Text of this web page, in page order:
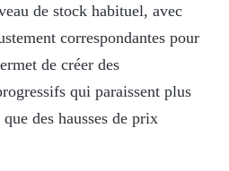
de stock habituel, avec
correspondantes pour
de créer des
qui paraissent plus
des hausses de prix